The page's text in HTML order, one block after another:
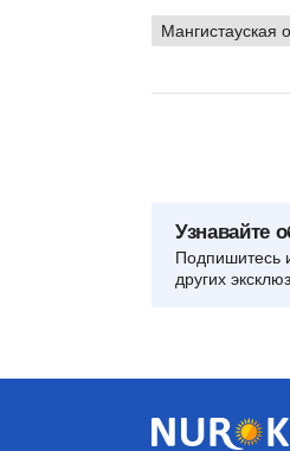
Мангистауская
Узнавайте
Подпишитесь
других